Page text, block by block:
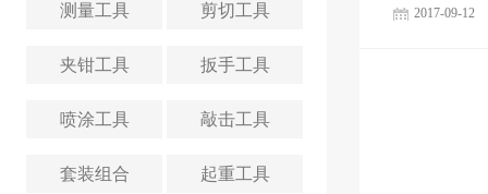
测量工具 剪切工具
夹钳工具 扳手工具
喷涂工具 敲击工具
套装组合 起重工具
2017-09-12